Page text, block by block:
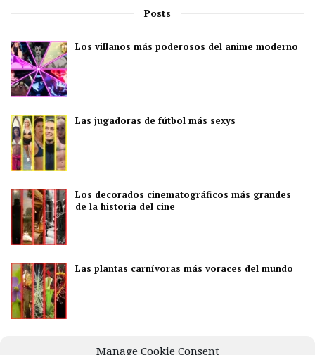
Manage Cookie Consent
Posts
Los villanos más poderosos del anime moderno
Las jugadoras de fútbol más sexys
Los decorados cinematográficos más grandes
de la historia del cine
Las plantas carnívoras más voraces del mundo